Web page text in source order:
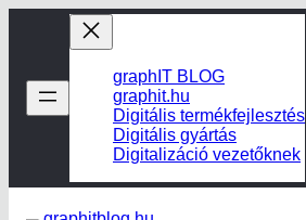
tartalomhoz
graphIT BLOG
graphit.hu
Digitális termékfejlesztés
Digitális gyártás
Digitalizáció vezetőknek